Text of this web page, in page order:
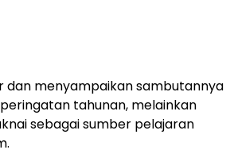
dan menyampaikan sambutannya
tahunan, melainkan
sebagai sumber pelajaran